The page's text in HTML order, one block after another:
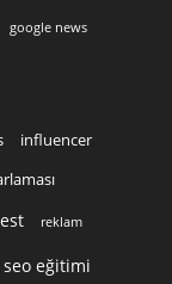
google news
influencer
reklam
seo eğitimi